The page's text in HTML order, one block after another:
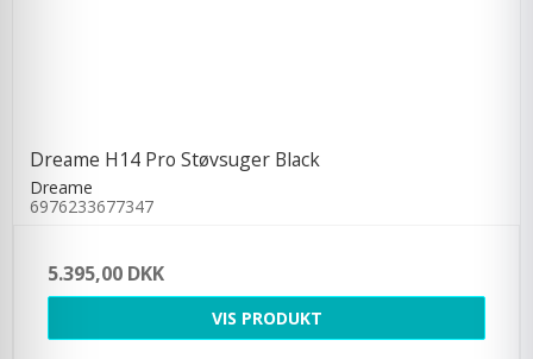
Dreame H14 Pro Støvsuger Black
Dreame
6976233677347
5.395,00 DKK
VIS PRODUKT